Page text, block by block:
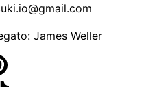
James Weller